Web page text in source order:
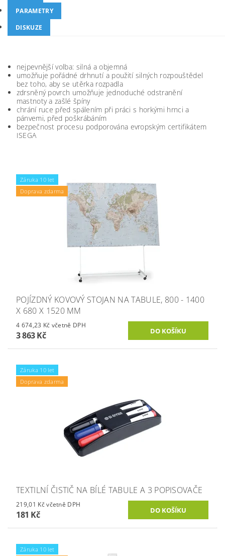
PARAMETRY
DISKUZE
nejpevnější volba: silná a objemná
umožňuje pořádné drhnutí a použití silných rozpouštědel
bez toho, aby se utěrka rozpadla
zdrsněný povrch umožňuje jednoduché odstranění
mastnoty a zašlé špíny
chrání ruce před spálením při práci s horkými hrnci a
pánvemi, před poškrábáním
bezpečnost procesu podporována evropským certifikátem
ISEGA
Záruka 10 let
Doprava zdarma
POJÍZDNÝ KOVOVÝ STOJAN NA TABULE, 800 - 1400
X 680 X 1520 MM
4 674,23 Kč včetně DPH
3 863 Kč
Záruka 10 let
Doprava zdarma
TEXTILNÍ ČISTIČ NA BÍLÉ TABULE A 3 POPISOVAČE
219,01 Kč včetně DPH
181 Kč
Záruka 10 let